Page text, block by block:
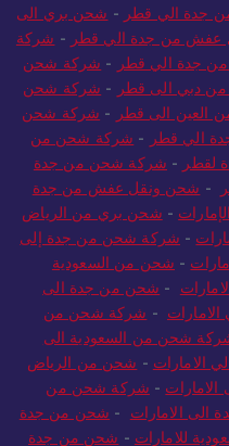
جدة الي قطر - شحن بري الى
عفش من جدة الي قطر - شركة
جدة الي قطر - شركة شحن
دبي الى قطر - شركة شحن
الى قطر - شركة شحن
الي قطر - شركة شحن من
- شركة شحن من جدة
- شحن ونقل عفش من جدة
- شحن بري من الرياض
- شركة شحن من جدة إلى
- شحن من السعودية
- شحن من جدة الى
- شركة شحن من
شحن من السعودية الى
الامارات - شحن من الرياض
- شركة شحن من
الامارات - شحن من جدة
للامارات - شحن من جدة